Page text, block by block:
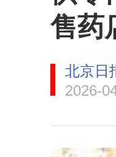
售药
北京日
2026-